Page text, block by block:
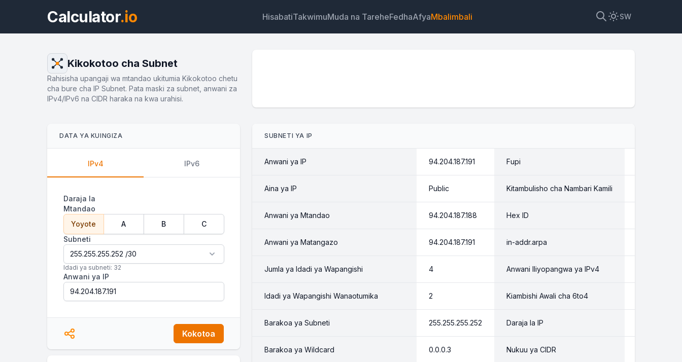
Calculator.io HisabatiTakwimuMuda na TareheFedhaAfyaMbalimbali SW
Kikokotoo cha Subnet
Rahisisha upangaji wa mtandao ukitumia Kikokotoo chetu
cha bure cha IP Subnet. Pata maski za subnet, anwani za
IPv4/IPv6 na CIDR haraka na kwa urahisi.
DATA YA KUINGIZA
IPv4 IPv6
Daraja la
Mtandao
Yoyote
A B
C
Subneti
Idadi ya subneti: 32
Anwani ya IP
Kokotoa
SUBNETI YA IP
Anwani ya IP 94.204.187.191 Fupi
Aina ya IP Public Kitambulisho cha Nambari Kamili
Anwani ya Mtandao 94.204.187.188 Hex ID
Anwani ya Matangazo 94.204.187.191 in-addr.arpa
Jumla ya Idadi ya Wapangishi 4 Anwani Iliyopangwa ya IPv4
Idadi ya Wapangishi Wanaotumika 2 Kiambishi Awali cha 6to4
Barakoa ya Subneti 255.255.255.252 Daraja la IP
Barakoa ya Wildcard 0.0.0.3 Nukuu ya CIDR